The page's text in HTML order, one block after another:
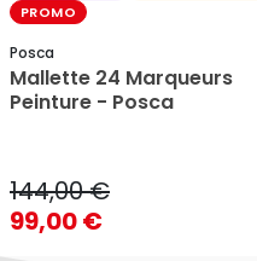
PROMO
Posca
Mallette 24 Marqueurs
Peinture - Posca
144,00 €
99,00 €
144,00 €